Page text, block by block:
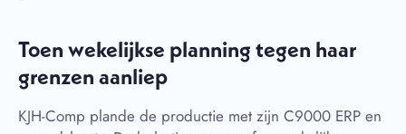
Toen wekelijkse planning tegen haar
grenzen aanliep
KJH-Comp plande de productie met zijn C9000 ERP en